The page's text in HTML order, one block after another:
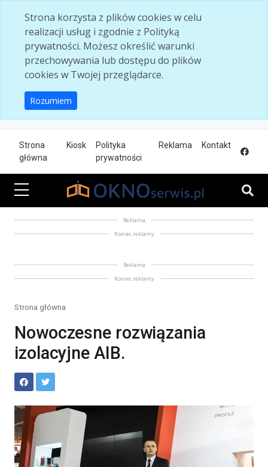
Strona korzysta z plików cookies w celu
realizacji usług i zgodnie z Polityką
prywatności. Możesz określić warunki
przechowywania lub dostępu do plików
cookies w Twojej przeglądarce.
Rozumiem
Strona
główna
Kiosk
Polityka
prywatności
Reklama Kontakt
Reklama
Koniec reklamy
Reklama
Koniec reklamy
Strona główna
Nowoczesne rozwiązania
izolacyjne AIB.